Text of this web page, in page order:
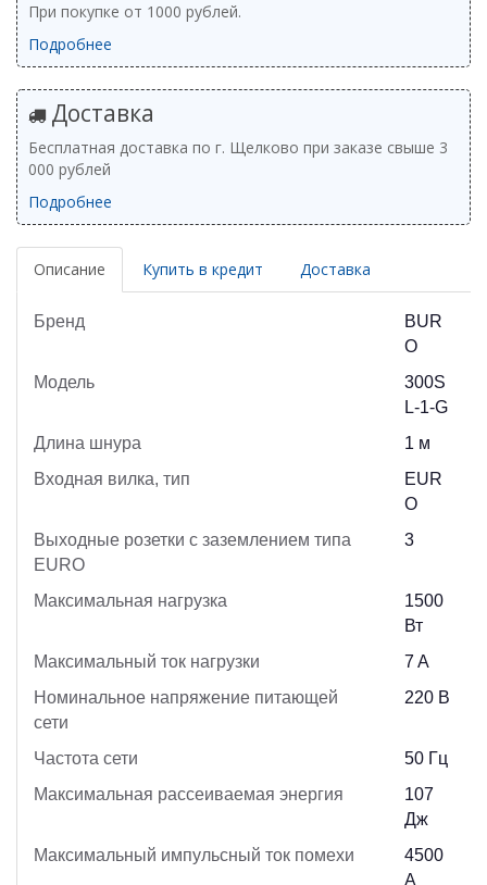
При покупке от 1000 рублей.
Подробнее
Доставка
Бесплатная доставка по г. Щелково при заказе свыше 3
000 рублей
Подробнее
Описание Купить в кредит Доставка
Бренд
BUR
O
Модель
300S
L-1-G
Длина шнура
1 м
Входная вилка, тип
EUR
O
Выходные розетки с заземлением типа
EURO
3
Максимальная нагрузка
1500
Вт
Максимальный ток нагрузки
7 A
Номинальное напряжение питающей
сети
220 В
Частота сети
50 Гц
Максимальная рассеиваемая энергия
107
Дж
Максимальный импульсный ток помехи
4500
A